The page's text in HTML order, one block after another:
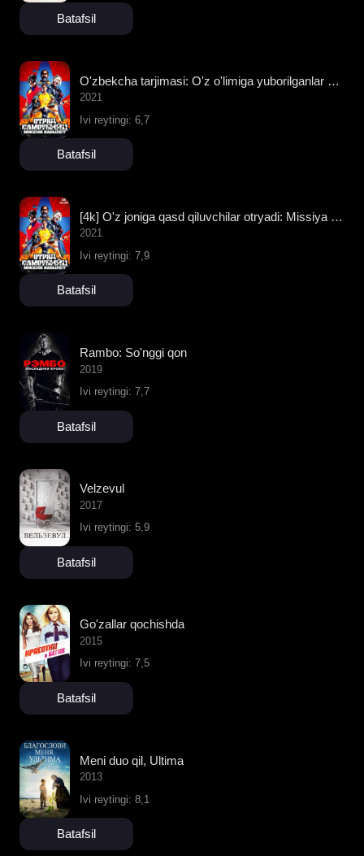
Batafsil
O'zbekcha tarjimasi: O'z o'limiga yuborilganlar otryadi: Missiya
2021
Ivi reytingi: 6,7
Batafsil
[4k] O'z joniga qasd qiluvchilar otryadi: Missiya navbatda
2021
Ivi reytingi: 7,9
Batafsil
Rambo: So'nggi qon
2019
Ivi reytingi: 7,7
Batafsil
Velzevul
2017
Ivi reytingi: 5,9
Batafsil
Go'zallar qochishda
2015
Ivi reytingi: 7,5
Batafsil
Meni duo qil, Ultima
2013
Ivi reytingi: 8,1
Batafsil